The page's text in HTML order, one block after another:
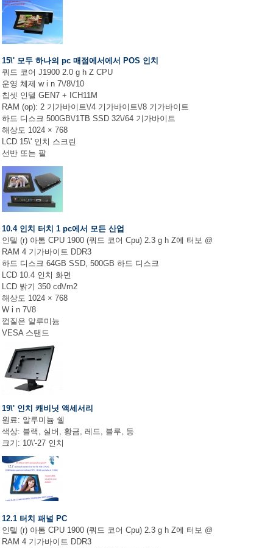
15\' 모두 하나의 pc 매점에서에서 POS 인치
쿼드 코어 J1900 2.0 g h Z CPU
운영 체제 w i n 7\/8\/10
칩셋 인텔 GEN7 + ICH11M
RAM (op): 2 기가바이트\/4 기가바이트\/8 기가바이트
하드 디스크 500GB\/1TB SSD 32\/64 기가바이트
해상도 1024 × 768
LCD 15\' 인치 스크린
선반 또는 팔
10.4 인치 터치 1 pc에서 모든 산업
인텔 (r) 아톰 CPU 1900 (쿼드 코어 Cpu) 2.3 g h Z에 터보 @
RAM 4 기가바이트 DDR3
하드 디스크 64GB SSD, 500GB 하드 디스크
LCD 10.4 인치 화면
LCD 밝기 350 cd\/m2
해상도 1024 × 768
W i n 7\/8
껍질은 알루미늄
VESA 스탠드
19\' 인치 캐비닛 액세서리
원료: 알루미늄 쉘
색상: 블랙, 실버, 황금, 레드, 블루, 등
크기: 10\'-27 인치
12.1 터치 패널 PC
인텔 (r) 아톰 CPU 1900 (쿼드 코어 Cpu) 2.3 g h Z에 터보 @
RAM 4 기가바이트 DDR3